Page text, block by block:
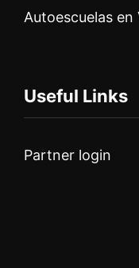
Autoescuelas en
Useful Links
Partner login